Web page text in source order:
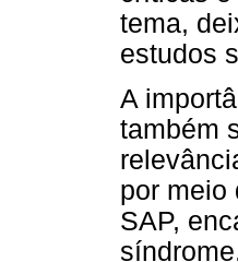
tema,
estudos
A
também
por meio
SAP,